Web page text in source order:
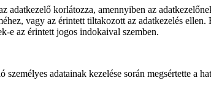
korlátozza, amennyiben az
vagy az érintett tiltakozott az adatkezelés ellen.
e az érintett jogos indokaival szemben.
adatainak kezelése során megsértette a